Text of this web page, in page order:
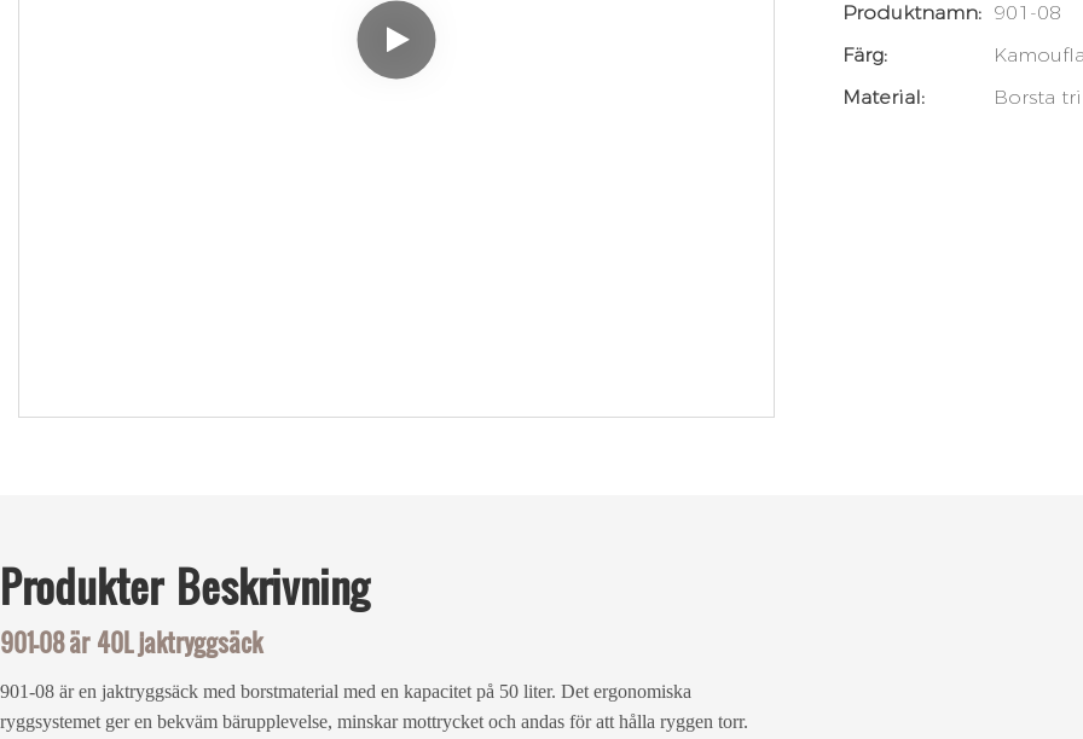
Produktnamn: 901-08
Färg:
Material:
Borsta
Produkter Beskrivning
901-08 är 40L jaktryggsäck
901-08 är en jaktryggsäck med borstmaterial med en kapacitet på 50 liter. Det ergonomiska
ryggsystemet ger en bekväm bärupplevelse, minskar mottrycket och andas för att hålla ryggen torr.